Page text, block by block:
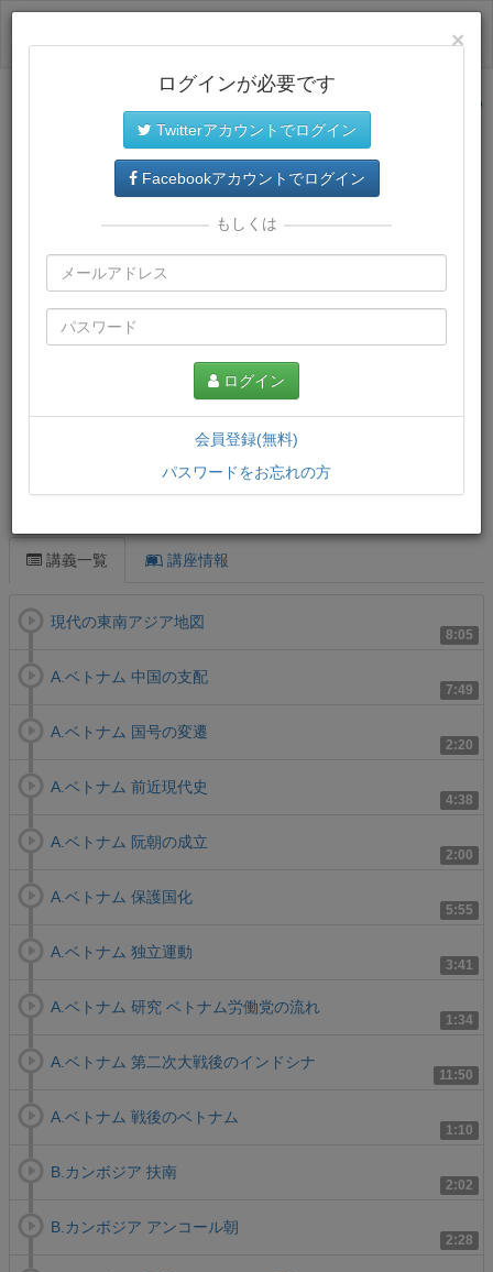
サイトトップに戻る
プレミアム会員では、教材がダウンロードでき、快適な動画
再生環境が提供されます。
講義一覧 講座情報
8:05
現代の東南アジア地図
7:49
A.ベトナム 中国の支配
2:20
A.ベトナム 国号の変遷
4:38
A.ベトナム 前近現代史
2:00
A.ベトナム 阮朝の成立
5:55
A.ベトナム 保護国化
3:41
A.ベトナム 独立運動
1:34
A.ベトナム 研究 ベトナム労働党の流れ
11:50
A.ベトナム 第二次大戦後のインドシナ
1:10
A.ベトナム 戦後のベトナム
2:02
B.カンボジア 扶南
2:28
B.カンボジア アンコール朝
×
ログインが必要です
Twitterアカウントでログイン
Facebookアカウントでログイン
もしくは
ログイン
会員登録(無料)
パスワードをお忘れの方